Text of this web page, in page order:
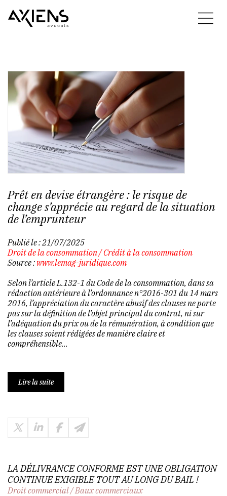
Prêt en devise étrangère : le risque de
change s’apprécie au regard de la situation
de l’emprunteur
Publié le :21/07/2025
Droit de la consommation/Crédit à la consommation
Source : www.lemag-juridique.com
Selon l’article L.132-1 du Code de la consommation, dans sa
rédaction antérieure à l’ordonnance n°2016-301 du 14 mars
2016, l’appréciation du caractère abusif des clauses ne porte
pas sur la définition de l’objet principal du contrat, ni sur
l’adéquation du prix ou de la rémunération, à condition que
les clauses soient rédigées de manière claire et
compréhensible...
Lire la suite
LA DÉLIVRANCE CONFORME EST UNE OBLIGATION
CONTINUE EXIGIBLE TOUT AU LONG DU BAIL !
Droit commercial/Baux commerciaux